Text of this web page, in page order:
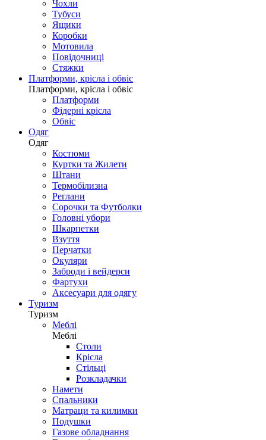
Чохли
Тубуси
Ящики
Коробки
Мотовила
Повідочниці
Стяжки
Платформи, крісла і обвіс
Платформи, крісла і обвіс
Платформи
Фідерні крісла
Обвіс
Одяг
Одяг
Костюми
Куртки та Жилети
Штани
Термобілизна
Реглани
Сорочки та Футболки
Головні убори
Шкарпетки
Взуття
Перчатки
Окуляри
Заброди і вейдерси
Фартухи
Аксесуари для одягу
Туризм
Туризм
Меблі
Меблі
Столи
Крісла
Стільці
Розкладачки
Намети
Спальники
Матраци та килимки
Подушки
Газове обладнання